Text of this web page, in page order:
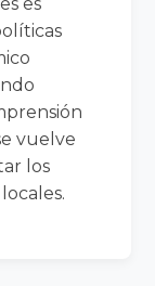
vuelve
los